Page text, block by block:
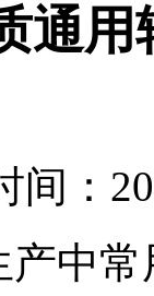
通
间：
中